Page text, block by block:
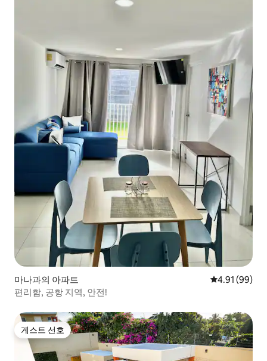
마나과의 아파트 평점 4.91점(5
4.91 (99)
편리함, 공항 지역, 안전!
게스트 선호
게스트 선호